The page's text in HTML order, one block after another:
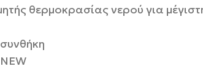
θερμοκρασίας νερού για